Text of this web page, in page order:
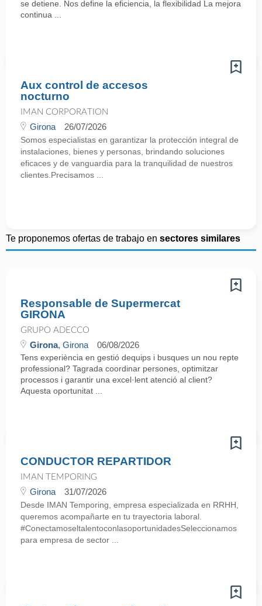
se detiene. Nos define la eficiencia, la flexibilidad La mejora
continua ...
Aux control de accesos
nocturno
IMAN CORPORATION
Girona 26/07/2026
Somos especialistas en garantizar la protección integral de
instalaciones, bienes y personas, brindando soluciones
eficaces y de vanguardia para la tranquilidad de nuestros
clientes.Precisamos ...
Te proponemos ofertas de trabajo en sectores similares
Responsable de Supermercat
GIRONA
GRUPO ADECCO
Girona, Girona 06/08/2026
Tens experiència en gestió dequips i busques un nou repte
professional? Tagrada coordinar persones, optimitzar
processos i garantir una excel·lent atenció al client?
Aquesta oportunitat ...
CONDUCTOR REPARTIDOR
IMAN TEMPORING
Girona 31/07/2026
Desde IMAN Temporing, empresa especializada en RRHH,
queremos acompañarte en tu trayectoria laboral.
#ConectamoseltalentoconlasoportunidadesSeleccionamos
para empresa de sector ...